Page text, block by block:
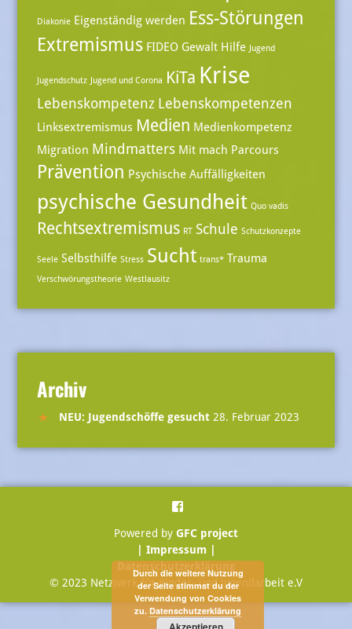
Diakonie Eigenständig werden Ess-Störungen
Extremismus FIDEO Gewalt Hilfe Jugend
Jugendschutz Jugend und Corona KiTa Krise
Lebenskompetenz Lebenskompetenzen
Linksextremismus Medien Medienkompetenz
Migration Mindmatters Mit mach Parcours
Prävention Psychische Auffälligkeiten
psychische Gesundheit Quo vadis
Rechtsextremismus RT Schule Schutzkonzepte
Seele Selbsthilfe Stress Sucht trans* Trauma
Verschwörungstheorie Westlausitz
Archiv
NEU: Jugendschöffe gesucht 28. Februar 2023
Powered by GFC project
| Impressum |
Datenschutzerklärung
© 2023 Netzwerk für Kinder- und Jugendarbeit e.V
Durch die weitere Nutzung
der Seite stimmst du der
Verwendung von Cookies
zu. Datenschutzerklärung